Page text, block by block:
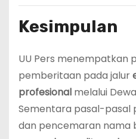
Kesimpulan
UU Pers menempatkan
pemberitaan pada jalur
profesional melalui
Sementara pasal-pasal
dan pencemaran nama